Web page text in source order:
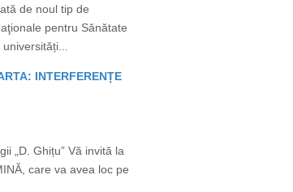
de noul tip de
pentru Sănătate
INTERFERENȚE
„D. Ghițu” Vă invită la
care va avea loc pe